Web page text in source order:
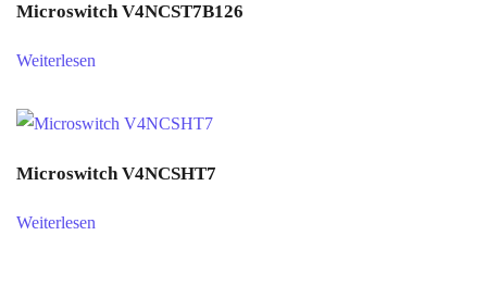
Microswitch V4NCST7B126
Weiterlesen
Microswitch V4NCSHT7
Weiterlesen